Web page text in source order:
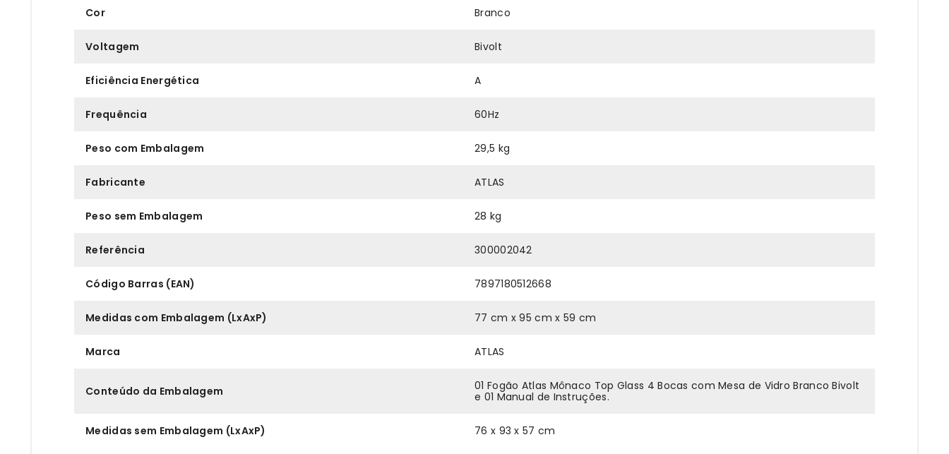
Cor Branco
Voltagem Bivolt
Eficiência Energética A
Frequência 60Hz
Peso com Embalagem 29,5 kg
Fabricante ATLAS
Peso sem Embalagem 28 kg
Referência 300002042
Código Barras (EAN) 7897180512668
Medidas com Embalagem (LxAxP) 77 cm x 95 cm x 59 cm
Marca ATLAS
Conteúdo da Embalagem
01 Fogão Atlas Mônaco Top Glass 4 Bocas com Mesa de Vidro Branco Bivolt
e 01 Manual de Instruções.
Medidas sem Embalagem (LxAxP) 76 x 93 x 57 cm